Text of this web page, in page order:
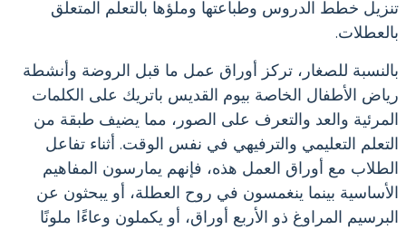
تنزيل خطط الدروس وطباعتها وملؤها بالتعلم المتعلق
بالعطلات.
بالنسبة للصغار، تركز أوراق عمل ما قبل الروضة وأنشطة
رياض الأطفال الخاصة بيوم القديس باتريك على الكلمات
المرئية والعد والتعرف على الصور، مما يضيف طبقة من
التعلم التعليمي والترفيهي في نفس الوقت. أثناء تفاعل
الطلاب مع أوراق العمل هذه، فإنهم يمارسون المفاهيم
الأساسية بينما ينغمسون في روح العطلة، أو يبحثون عن
البرسيم المراوغ ذو الأربع أوراق، أو يكملون وعاءًا ملونًا